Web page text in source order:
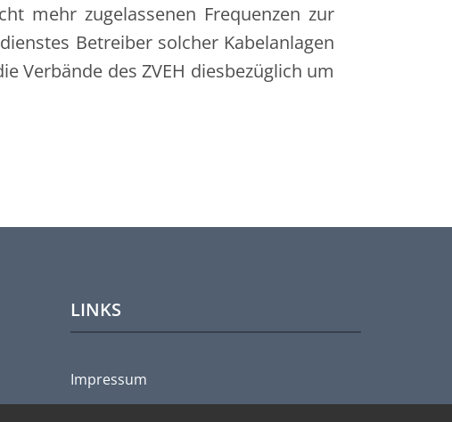
mehr zugelassenen Frequenzen zur
Betreiber solcher Kabelanlagen
Verbände des ZVEH diesbezüglich um
LINKS
Impressum